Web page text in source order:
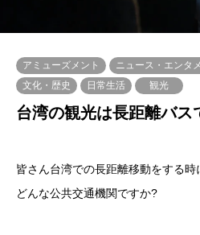
アミューズメント ニュース・エンタメ
文化・歴史
日常生活 観光
台湾の観光は長距離バス
皆さん台湾での長距離移動をする
どんな公共交通機関ですか?